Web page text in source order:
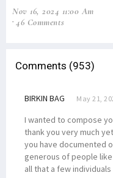
Nov 16, 2024 11:00 Am
46 Comments
Comments (953)
BIRKIN BAG May 21,
I wanted to compose
thank you very much
you have documented
generous of people
all that a few